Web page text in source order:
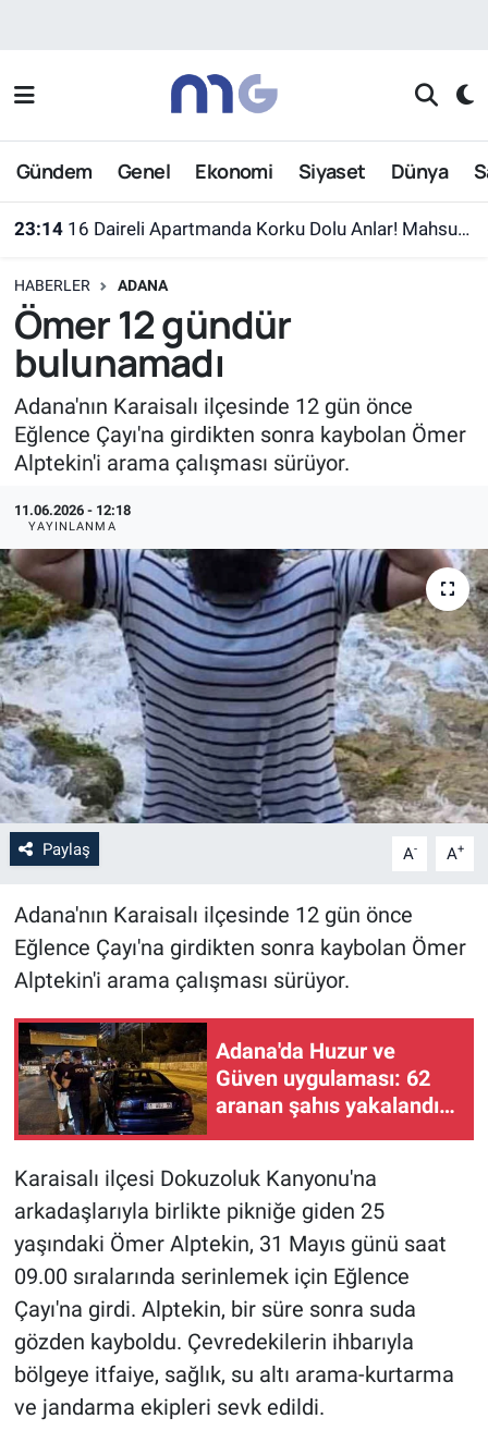
Gündem Genel Ekonomi Siyaset Dünya
23:14 16 Daireli Apartmanda Korku Dolu Anlar! Mahsur Kalanlar Kurtarıldı
HABERLER ADANA
Ömer 12 gündür
bulunamadı
Adana'nın Karaisalı ilçesinde 12 gün önce
Eğlence Çayı'na girdikten sonra kaybolan Ömer
Alptekin'i arama çalışması sürüyor.
11.06.2026 - 12:18
YAYINLANMA
Paylaş A- A+
Adana'nın Karaisalı ilçesinde 12 gün önce
Eğlence Çayı'na girdikten sonra kaybolan Ömer
Alptekin'i arama çalışması sürüyor.
Adana'da Huzur ve
Güven uygulaması: 62
aranan şahıs yakalandı,
Karaisalı ilçesi Dokuzoluk Kanyonu'na
arkadaşlarıyla birlikte pikniğe giden 25
yaşındaki Ömer Alptekin, 31 Mayıs günü saat
09.00 sıralarında serinlemek için Eğlence
Çayı'na girdi. Alptekin, bir süre sonra suda
gözden kayboldu. Çevredekilerin ihbarıyla
bölgeye itfaiye, sağlık, su altı arama-kurtarma
ve jandarma ekipleri sevk edildi.
Nöbetçi Eczaneler
Hava Durumu
Süper Lig Puan Durumu ve Fikstür
Tüm Manşetler
Son Dakika Haberleri
Haber Arşivi